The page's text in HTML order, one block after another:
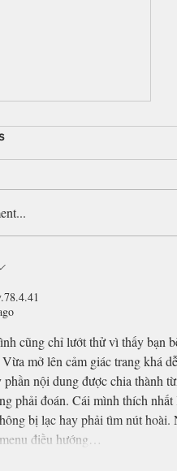
headline Night 2
Music
cũng chỉ lướt thử vì thấy bạn
mở lên cảm giác trang khá
phần nội dung được chia thành
phải đoán. Cái mình thích
bị lạc hay phải tìm nút
điều hướng…